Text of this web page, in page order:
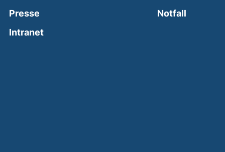
Presse
Intranet(external link, opens in a new window)
Notfall